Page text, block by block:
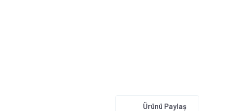
Ürünü Paylaş